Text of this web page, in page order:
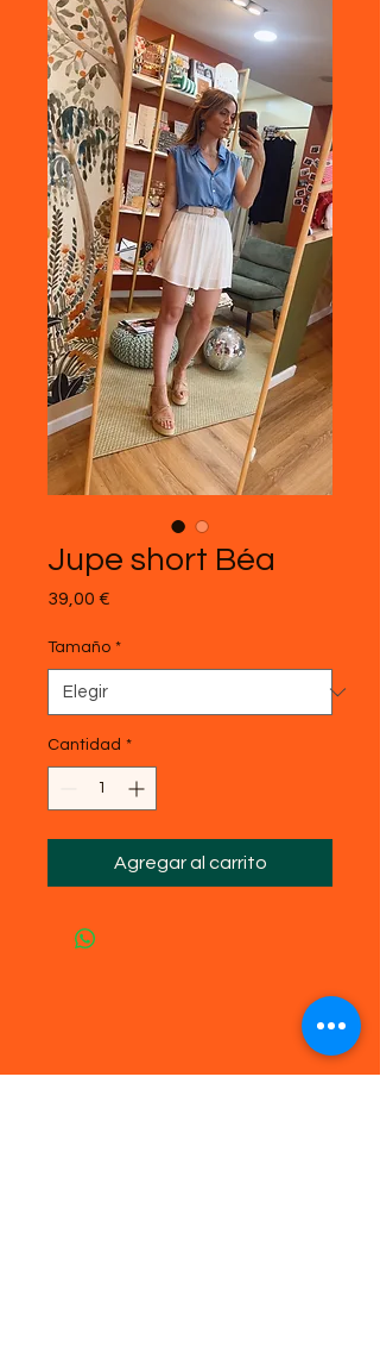
Jupe short Béa
39,00 €
Tamaño *
Cantidad *
Agregar al carrito